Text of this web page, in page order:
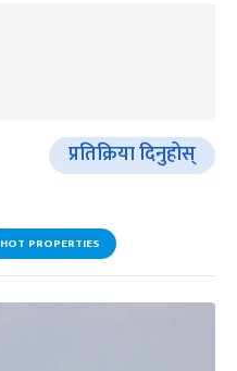
प्रतिक्रिया दिनुहोस्
HOT PROPERTIES